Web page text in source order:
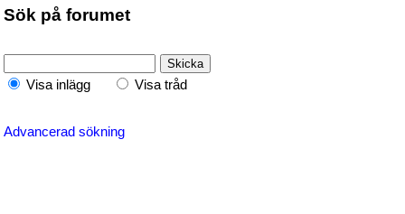
Sök på forumet
Visa inlägg Visa tråd
Advancerad sökning